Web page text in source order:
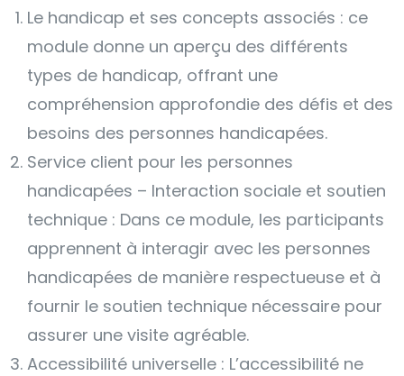
Le handicap et ses concepts associés : ce
module donne un aperçu des différents
types de handicap, offrant une
compréhension approfondie des défis et des
besoins des personnes handicapées.
Service client pour les personnes
handicapées – Interaction sociale et soutien
technique : Dans ce module, les participants
apprennent à interagir avec les personnes
handicapées de manière respectueuse et à
fournir le soutien technique nécessaire pour
assurer une visite agréable.
Accessibilité universelle : L’accessibilité ne